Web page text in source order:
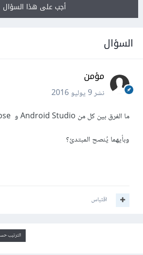
أجب على هذا السؤال
السؤال
مؤمن
نشر9 يوليو 2016
ما الفرق بين كل من Android Studio و Eclipse؟
وبأيهما يُنصح المبتدئ؟
اقتباس
الترتيب